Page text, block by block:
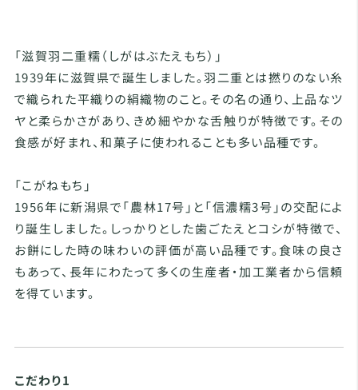
「滋賀羽二重糯（しがはぶたえもち）」
1939年に滋賀県で誕生しました。羽二重とは撚りのない糸
で織られた平織りの絹織物のこと。その名の通り、上品なツ
ヤと柔らかさがあり、きめ細やかな舌触りが特徴です。その
食感が好まれ、和菓子に使われることも多い品種です。
「こがねもち」
1956年に新潟県で「農林17号」と「信濃糯3号」の交配によ
り誕生しました。しっかりとした歯ごたえとコシが特徴で、
お餅にした時の味わいの評価が高い品種です。食味の良さ
もあって、長年にわたって多くの生産者・加工業者から信頼
を得ています。
こだわり1